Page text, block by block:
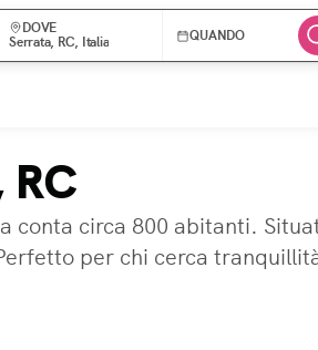
DOVE
Serrata, RC, Italia
QUANDO
conta circa 800 abitanti.
per chi cerca